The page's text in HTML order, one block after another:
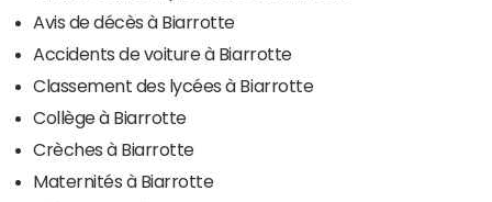
Avis de décès à Biarrotte
Accidents de voiture à Biarrotte
Classement des lycées à Biarrotte
Collège à Biarrotte
Crèches à Biarrotte
Maternités à Biarrotte